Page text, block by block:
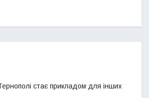
стає прикладом для інших